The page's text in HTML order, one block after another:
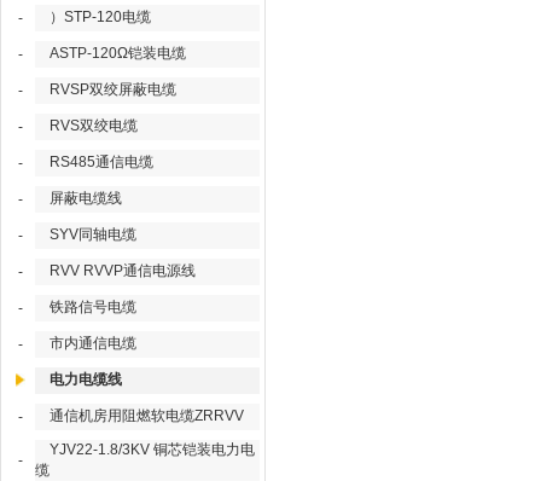
- ）STP-120电缆
- ASTP-120Ω铠装电缆
- RVSP双绞屏蔽电缆
- RVS双绞电缆
- RS485通信电缆
- 屏蔽电缆线
- SYV同轴电缆
- RVV RVVP通信电源线
- 铁路信号电缆
- 市内通信电缆
电力电缆线
- 通信机房用阻燃软电缆ZRRVV
-
YJV22-1.8/3KV 铜芯铠装电力电
缆